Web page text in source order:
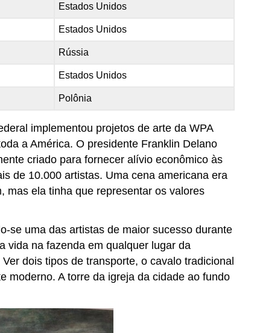
Estados Unidos
Estados Unidos
Rússia
Estados Unidos
Polônia
implementou projetos de arte da WPA
a América. O presidente Franklin Delano
criado para fornecer alívio econômico às
de 10.000 artistas. Uma cena americana era
mas ela tinha que representar os valores
se uma das artistas de maior sucesso durante
vida na fazenda em qualquer lugar da
dois tipos de transporte, o cavalo tradicional
moderno. A torre da igreja da cidade ao fundo